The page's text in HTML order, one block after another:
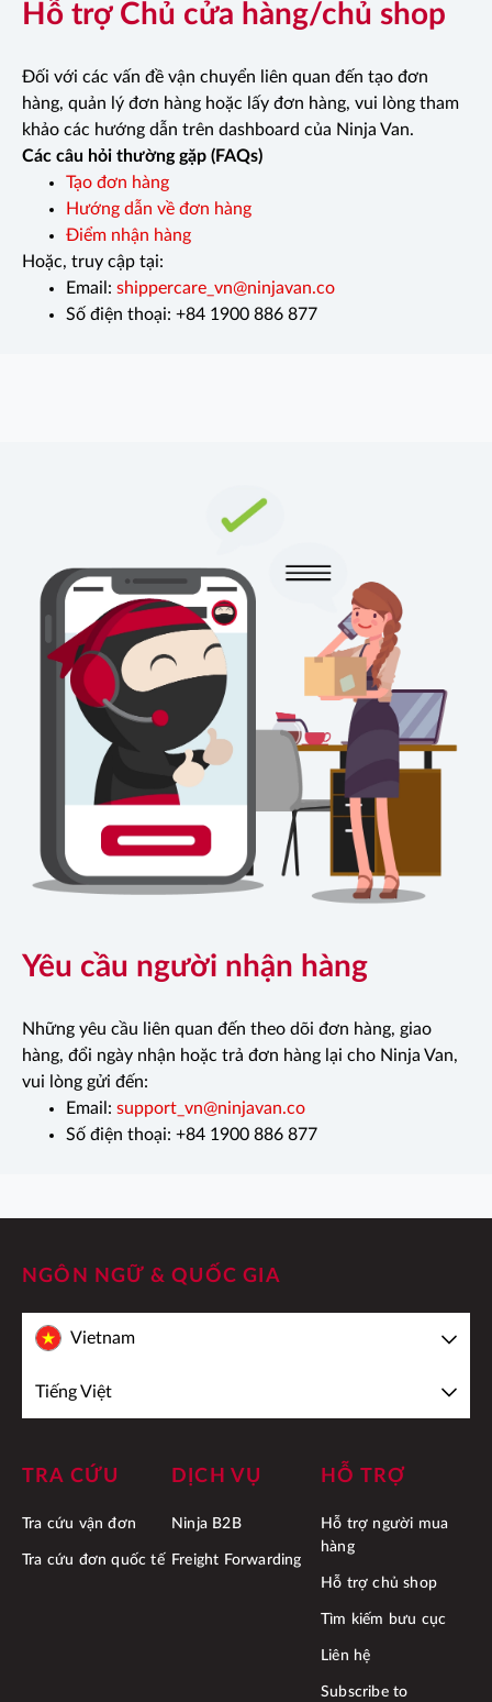
Hỗ trợ Chủ cửa hàng/chủ shop
Đối với các vấn đề vận chuyển liên quan đến tạo đơn
hàng, quản lý đơn hàng hoặc lấy đơn hàng, vui lòng tham
khảo các hướng dẫn trên dashboard của Ninja Van.
Các câu hỏi thường gặp (FAQs)
Tạo đơn hàng
Hướng dẫn về đơn hàng
Điểm nhận hàng
Hoặc, truy cập tại:
Email: shippercare_vn@ninjavan.co
Số điện thoại: +84 1900 886 877
Yêu cầu người nhận hàng
Những yêu cầu liên quan đến theo dõi đơn hàng, giao
hàng, đổi ngày nhận hoặc trả đơn hàng lại cho Ninja Van,
vui lòng gửi đến:
Email: support_vn@ninjavan.co
Số điện thoại: +84 1900 886 877
NGÔN NGỮ & QUỐC GIA
Vietnam
Tiếng Việt
TRA CỨU
Tra cứu vận đơn
Tra cứu đơn quốc tế
DỊCH VỤ
Ninja B2B
Freight Forwarding
HỖ TRỢ
Hỗ trợ người mua
hàng
Hỗ trợ chủ shop
Tìm kiếm bưu cục
Liên hệ
Subscribe to